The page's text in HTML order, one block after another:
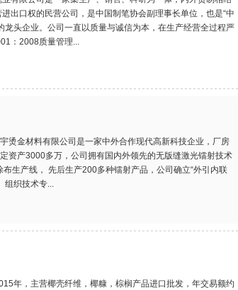
出口权的民营公司，是中国制笔协会副理事长单位，也是“中
龙头企业。公司一直以质量与诚信为本，在生产经营全过程严
：2008质量管理...
烫金材料有限公司是一家中外合作现代高新科技企业，厂房
资产3000多万，公司拥有国内外领先的无版缝激光镭射技术
布生产线， 先后生产200多种镭射产品，公司确立“外引内联
组织技术专...
年，主营椰壳纤维，椰糠，棕榈产品进口批发，年交易额约